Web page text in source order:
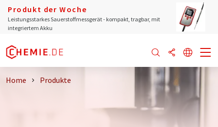
Produkt der Woche
Leistungsstarkes Sauerstoffmessgerät - kompakt, tragbar, mit
integriertem Akku
Home Produkte